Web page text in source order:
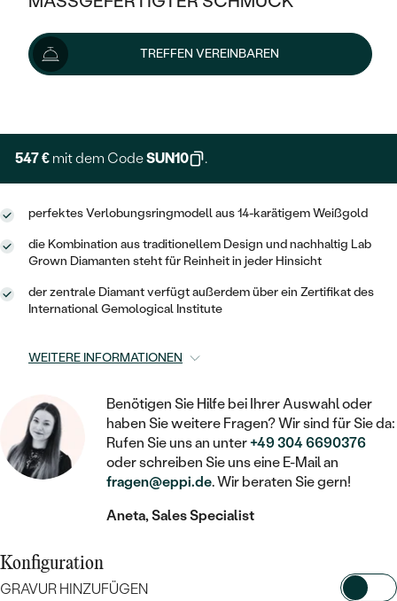
KLASSISCH
MEMOIRE
VINTAGE
GEHÄMMERTE
VON HAND GRAVIERTE
MIT FÜLLUNG
IM SET
LUXURIÖSE
MIT MEHREREN DIAMANTEN
HALO
VINTAGE
AUSSERGEWÖHNLICH
GESTALTE EINEN RING
LAB GROWN DIAMANTEN ZUM
EINFASSEN
FARBIGE DIAMANTEN ZUM EINFASSEN
MIT DIAMANT
AUSVERKAUF
WENN SCHMUCK HILFT
NACH TYP
RINGE
ANHÄNGER / KETTEN
ARMBÄNDER
SCHMUCK FÜR KINDER
BROSCHEN
SCHMUCKZUBEHÖR
NACH MATERIAL
PLATIN
OHRSTECKER
MINIMALISTISCHE
OHRHÄNGER
HERZ
KINDER
PIERCINGS
MIT EDELSTEIN
GOLD
SILBER
SOLITÄR
ZUR GEBURT EINES KINDES
PERSONALISIERT
MEDAILLON
KETTEN
HERZKETTEN
MIT TIEREN
AUSVERKAUF
GOLD
PLATIN
MEMOIRE
MINIMALISTISCHE
STATEMENT
SIEGELRINGE
PERSONALISIERT
MIT DIAMANT
TREFFEN VEREINBAREN
608 €715 € -15 %
Lieferoptionen
547 € mit dem CodeSUN10 .
perfektes Verlobungsringmodell aus 14-karätigem Weißgold
die Kombination aus traditionellem Design und nachhaltig Lab
Grown Diamanten steht für Reinheit in jeder Hinsicht
der zentrale Diamant verfügt außerdem über ein Zertifikat des
International Gemological Institute
WEITERE INFORMATIONEN
Benötigen Sie Hilfe bei Ihrer Auswahl oder
haben Sie weitere Fragen? Wir sind für Sie da:
Rufen Sie uns an unter+49 304 6690376
oder schreiben Sie uns eine E-Mail an
fragen@eppi.de. Wir beraten Sie gern!
Aneta, Sales Specialist
Konfiguration
GRAVUR HINZUFÜGEN